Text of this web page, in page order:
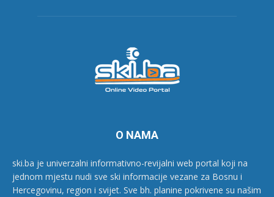
O NAMA
ski.ba je univerzalni informativno-revijalni web portal koji na
jednom mjestu nudi sve ski informacije vezane za Bosnu i
Hercegovinu, region i svijet. Sve bh. planine pokrivene su našim